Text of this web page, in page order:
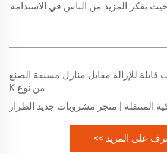
حيث يفكر المزيد من الناس في الاستدامة
قابلة للإزالة مقابل منازل مسبقة الصنع
من نوع K
المتنقلة | متجر مشروبات جديد الطراز
على المزيد >>